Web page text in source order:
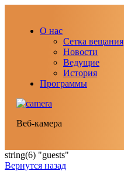
О нас
Сетка вещания
Новости
Ведущие
История
Программы
Веб-камера
string(6) "guests"
Вернутся назад